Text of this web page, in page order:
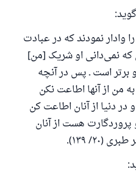
وادار نمودند که در عبادت
نمی‌دانی او شریک [من]
برتر است ـ پس در آنچه
من از آنها اطاعت نکن
و در دنیا از آنان اطاعت کن
پروردگارت هست از آنان
(۲۰/ ۱۳۹).